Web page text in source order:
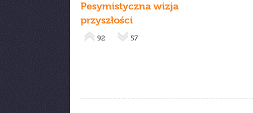
Pesymistyczna wizja
przyszłości
92 57